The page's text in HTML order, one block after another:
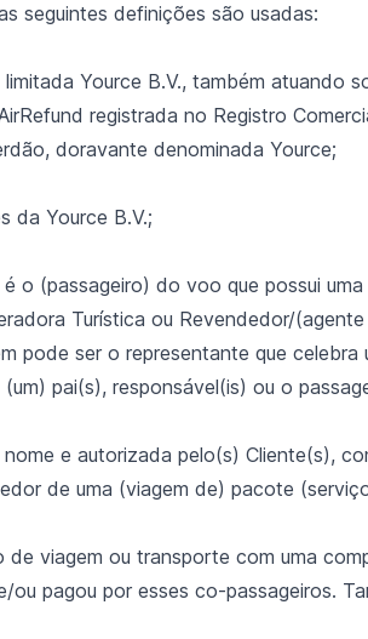
seguintes definições são usadas:
Yource B.V., também atuando
registrada no Registro
doravante denominada Yource;
da Yource B.V.;
o (passageiro) do voo que possui
Turística ou Revendedor/
pode ser o representante que celebra
pai(s), responsável(is) ou o
e autorizada pelo(s) Cliente(s),
de uma (viagem de) pacote
viagem ou transporte com uma
ou pagou por esses co-passageiros.